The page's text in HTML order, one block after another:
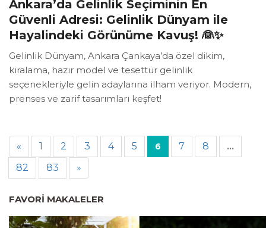
Ankara’da Gelinlik Seçiminin En
Güvenli Adresi: Gelinlik Dünyam ile
Hayalindeki Görünüme Kavuş! 👰✨
Gelinlik Dünyam, Ankara Çankaya’da özel dikim,
kiralama, hazır model ve tesettür gelinlik
seçenekleriyle gelin adaylarına ilham veriyor. Modern,
prenses ve zarif tasarımları keşfet!
« 1 2 3 4 5 6 7 8 ...
82 83 »
FAVORI MAKALELER